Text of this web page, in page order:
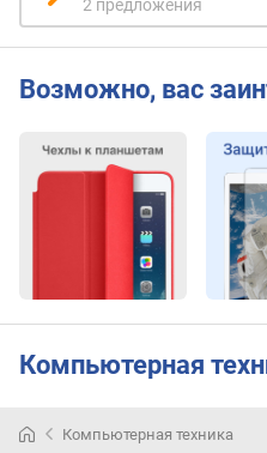
i
)
ч
а
т
з
в
е
к
2 предложения
Возможно, вас
Компьютерная
Компьютерная техника